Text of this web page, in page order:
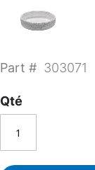
Part # 303071
Qté